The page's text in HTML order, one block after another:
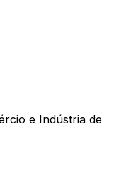
e Indústria de